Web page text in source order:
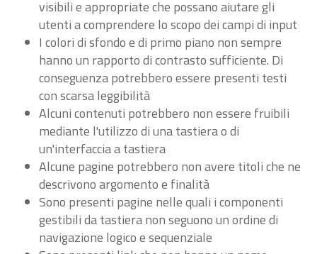
visibili e appropriate che possano aiutare gli
utenti a comprendere lo scopo dei campi di input
I colori di sfondo e di primo piano non sempre
hanno un rapporto di contrasto sufficiente. Di
conseguenza potrebbero essere presenti testi
con scarsa leggibilità
Alcuni contenuti potrebbero non essere fruibili
mediante l'utilizzo di una tastiera o di
un'interfaccia a tastiera
Alcune pagine potrebbero non avere titoli che ne
descrivono argomento e finalità
Sono presenti pagine nelle quali i componenti
gestibili da tastiera non seguono un ordine di
navigazione logico e sequenziale